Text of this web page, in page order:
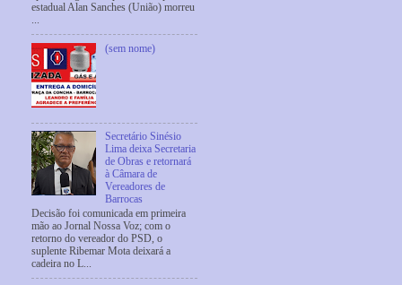
estadual Alan Sanches (União) morreu
...
(sem nome)
Secretário Sinésio
Lima deixa Secretaria
de Obras e retornará
à Câmara de
Vereadores de
Barrocas
Decisão foi comunicada em primeira
mão ao Jornal Nossa Voz; com o
retorno do vereador do PSD, o
suplente Ribemar Mota deixará a
cadeira no L...